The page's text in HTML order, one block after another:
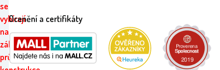
se
vybírají
na
základě
průměru
Ocenění a certifikáty